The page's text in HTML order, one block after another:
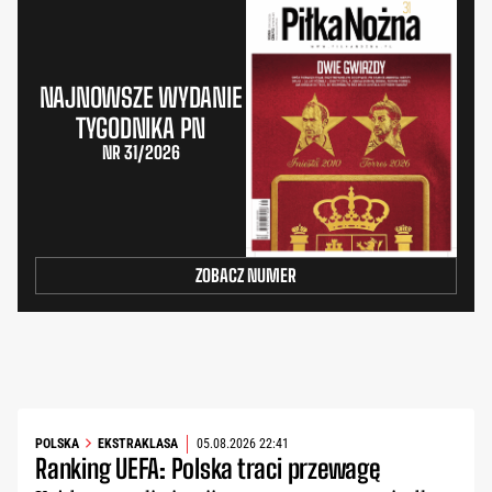
NAJNOWSZE WYDANIE
TYGODNIKA PN
NR 31/2026
ZOBACZ NUMER
POLSKA EKSTRAKLASA 05.08.2026 22:41
Ranking UEFA: Polska traci przewagę